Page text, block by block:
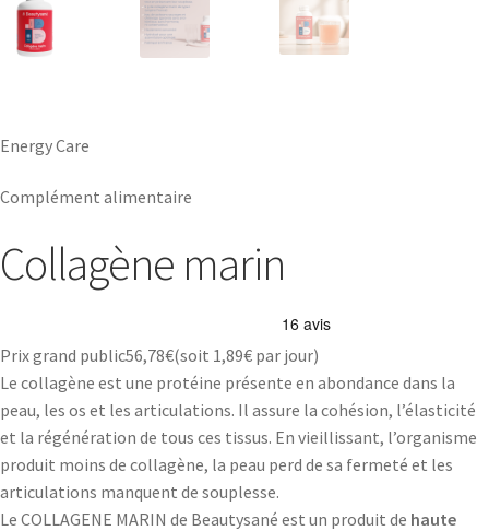
Energy Care
Complément alimentaire
Collagène marin
Prix grand public56,78€(soit 1,89€ par jour)
Le collagène est une protéine présente en abondance dans la
peau, les os et les articulations. Il assure la cohésion, l’élasticité
et la régénération de tous ces tissus. En vieillissant, l’organisme
produit moins de collagène, la peau perd de sa fermeté et les
articulations manquent de souplesse.
Le COLLAGENE MARIN de Beautysané est un produit de haute